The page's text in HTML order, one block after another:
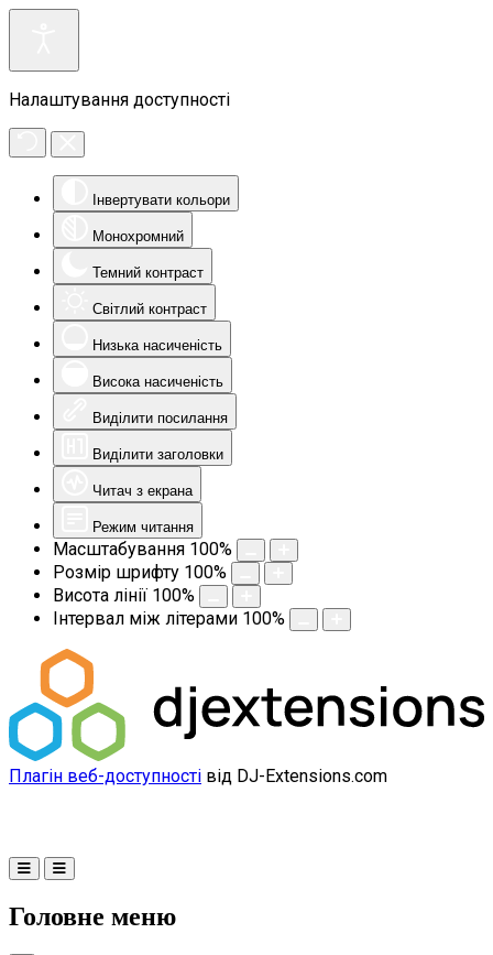
Налаштування доступності
Інвертувати кольори
Монохромний
Темний контраст
Світлий контраст
Низька насиченість
Висока насиченість
Виділити посилання
Виділити заголовки
Читач з екрана
Режим читання
Масштабування 100%
Розмір шрифту 100%
Висота лінії 100%
Інтервал між літерами 100%
Плагін веб-доступності від DJ-Extensions.com
Головне меню